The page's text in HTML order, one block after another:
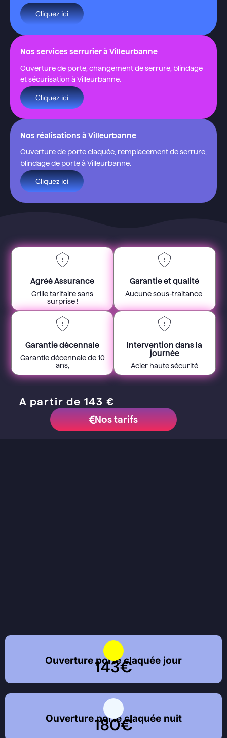
Cliquez ici
Nos services serrurier à Villeurbanne
Ouverture de porte, changement de serrure, blindage
et sécurisation à Villeurbanne.
Cliquez ici
Nos réalisations à Villeurbanne
Ouverture de porte claquée, remplacement de serrure,
blindage de porte à Villeurbanne.
Cliquez ici
Agréé Assurance
Grille tarifaire sans
surprise !
Garantie et qualité
Aucune sous-traitance.
Garantie décennale
Garantie décennale de 10
ans,
Intervention dans la
journée
Acier haute sécurité
A partir de 143 €
Nos tarifs
Ouverture porte claquée jour
143€
Ouverture porte claquée nuit
180€